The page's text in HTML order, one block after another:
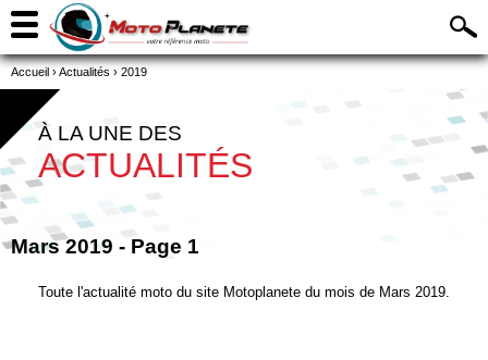
Accueil ›Actualités › 2019
À LA UNE DES
ACTUALITÉS
Mars 2019 - Page 1
Toute l'actualité moto du site Motoplanete du mois de Mars 2019.